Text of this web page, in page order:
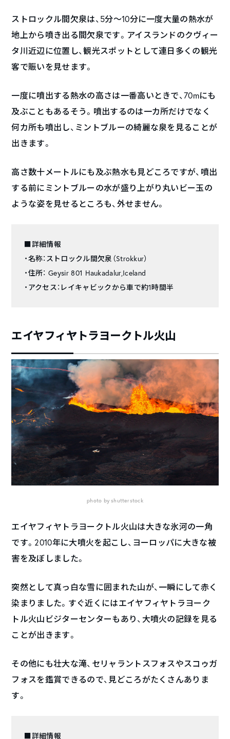
ストロックル間欠泉は、5分～10分に一度大量の熱水が
地上から噴き出る間欠泉です。アイスランドのクヴィー
タ川近辺に位置し、観光スポットとして連日多くの観光
客で賑いを見せます。
一度に噴出する熱水の高さは一番高いときで、70mにも
及ぶこともあるそう。噴出するのは一カ所だけでなく
何カ所も噴出し、ミントブルーの綺麗な泉を見ることが
出きます。
高さ数十メートルにも及ぶ熱水も見どころですが、噴出
する前にミントブルーの水が盛り上がり丸いビー玉の
ような姿を見せるところも、外せません。
■詳細情報
・名称：ストロックル間欠泉（Strokkur）
・住所： Geysir 801 Haukadalur,Iceland
・アクセス：レイキャビックから車で約1時間半
エイヤフィヤトラヨークトル火山
photo by shutterstock
エイヤフィヤトラヨークトル火山は大きな氷河の一角
です。2010年に大噴火を起こし、ヨーロッパに大きな被
害を及ぼしました。
突然として真っ白な雪に囲まれた山が、一瞬にして赤く
染まりました。すぐ近くにはエイヤフィヤトラヨーク
トル火山ビジターセンターもあり、大噴火の記録を見る
ことが出きます。
その他にも壮大な滝、セリャラントスフォスやスコゥガ
フォスを鑑賞できるので、見どころがたくさんありま
す。
■詳細情報